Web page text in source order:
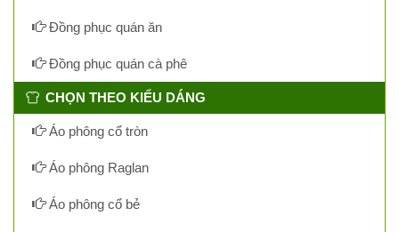
Đồng phục quán ăn
Đồng phục quán cà phê
CHỌN THEO KIỂU DÁNG
Áo phông cổ tròn
Áo phông Raglan
Áo phông cổ bẻ